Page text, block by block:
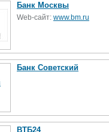
Банк Москвы
Web-сайт: www.bm.ru
Банк Советский
ВТБ24